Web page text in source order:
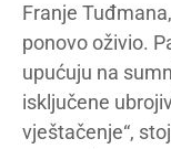
Franje
ponovo oživio.
upućuju na
isključene
vještačenje“,